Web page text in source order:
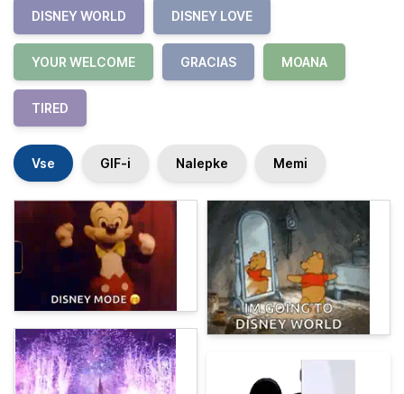
DISNEY WORLD DISNEY LOVE
YOUR WELCOME GRACIAS MOANA
TIRED
Vse GIF-i Nalepke Memi